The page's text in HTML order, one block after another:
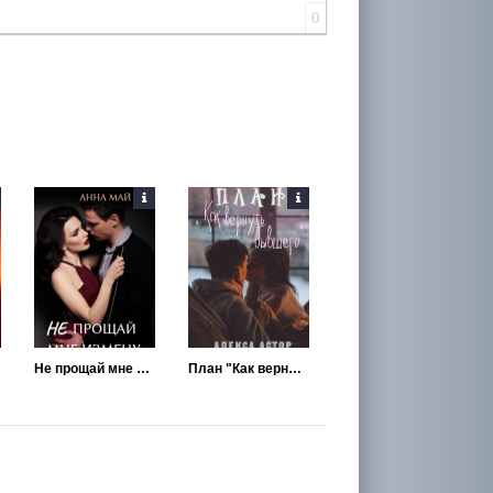
0
Не прощай мне измену План "Как вернуть бывшего"